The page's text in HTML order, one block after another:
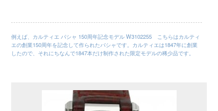
例えば、カルティエ パシャ 150周年記念モデル W3102255 こちらはカルティ
エの創業150周年を記念して作られたパシャです。カルティエは1847年に創業
したので、それにちなんで1847本だけ制作された限定モデルの稀少品です。